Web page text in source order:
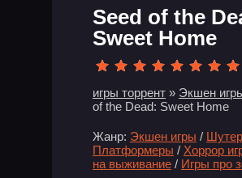
Seed of the
Sweet Home
игры торрент » Экшен
of the Dead: Sweet Home
Жанр: Экшен игры /
Платформеры / Хоррор
на выживание / Игры про